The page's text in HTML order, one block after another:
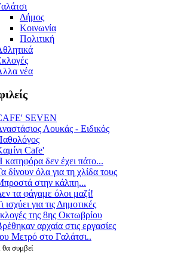
Δήμος
Κοινωνία
Πολιτική
νέα
SEVEN
Λουκάς - Ειδικός
Cafe'
κατηφόρα δεν έχει πάτο...
δίνουν όλα για τη χλίδα τους
στην κάλπη...
τα φάγαμε όλοι μαζί!
ισχύει για τις Δημοτικές
της 8ης Οκτωβρίου
αρχαία στις εργασίες
Μετρό στο Γαλάτσι..
θα συμβεί